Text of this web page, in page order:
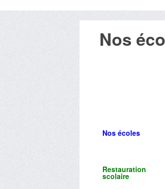
Nos
Nos écoles
Restauration
scolaire